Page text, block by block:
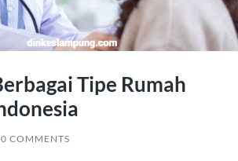
Tipe Rumah
0 COMMENTS